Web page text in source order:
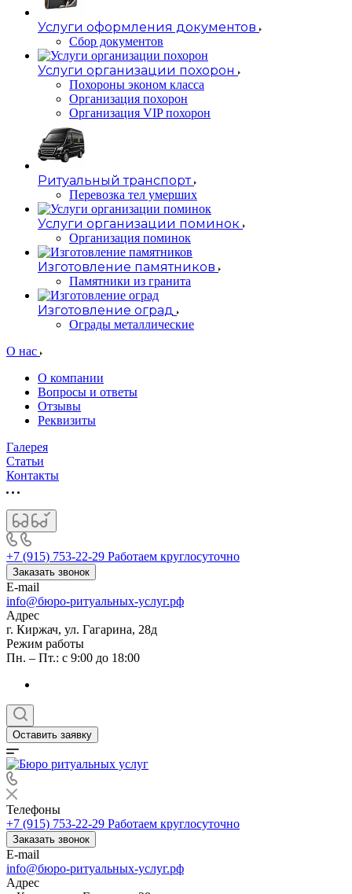
Услуги оформления документов
Сбор документов
Услуги организации похорон
Похороны эконом класса
Организация похорон
Организация VIP похорон
Ритуальный транспорт
Перевозка тел умерших
Услуги организации поминок
Организация поминок
Изготовление памятников
Памятники из гранита
Изготовление оград
Ограды металлические
О нас
О компании
Вопросы и ответы
Отзывы
Реквизиты
Галерея
Статьи
Контакты
+7 (915) 753-22-29 Работаем круглосуточно
Заказать звонок
E-mail
info@бюро-ритуальных-услуг.рф
Адрес
г. Киржач, ул. Гагарина, 28д
Режим работы
Пн. – Пт.: с 9:00 до 18:00
Оставить заявку
Телефоны
+7 (915) 753-22-29 Работаем круглосуточно
Заказать звонок
E-mail
info@бюро-ритуальных-услуг.рф
Адрес